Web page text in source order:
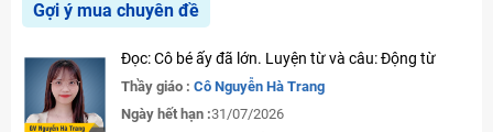
Gợi ý mua chuyên đề
Đọc: Cô bé ấy đã lớn. Luyện từ và câu: Động từ
Thầy giáo : Cô Nguyễn Hà Trang
Ngày hết hạn :31/07/2026